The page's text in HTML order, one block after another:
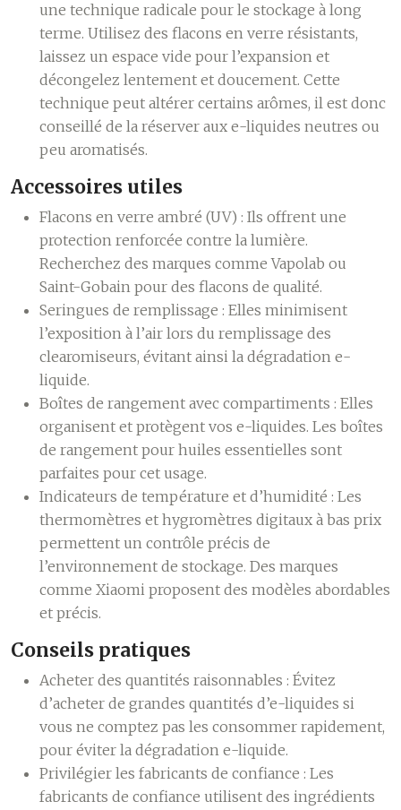
une technique radicale pour le stockage à long
terme. Utilisez des flacons en verre résistants,
laissez un espace vide pour l’expansion et
décongelez lentement et doucement. Cette
technique peut altérer certains arômes, il est donc
conseillé de la réserver aux e-liquides neutres ou
peu aromatisés.
Accessoires utiles
Flacons en verre ambré (UV) : Ils offrent une
protection renforcée contre la lumière.
Recherchez des marques comme Vapolab ou
Saint-Gobain pour des flacons de qualité.
Seringues de remplissage : Elles minimisent
l’exposition à l’air lors du remplissage des
clearomiseurs, évitant ainsi la dégradation e-
liquide.
Boîtes de rangement avec compartiments : Elles
organisent et protègent vos e-liquides. Les boîtes
de rangement pour huiles essentielles sont
parfaites pour cet usage.
Indicateurs de température et d’humidité : Les
thermomètres et hygromètres digitaux à bas prix
permettent un contrôle précis de
l’environnement de stockage. Des marques
comme Xiaomi proposent des modèles abordables
et précis.
Conseils pratiques
Acheter des quantités raisonnables : Évitez
d’acheter de grandes quantités d’e-liquides si
vous ne comptez pas les consommer rapidement,
pour éviter la dégradation e-liquide.
Privilégier les fabricants de confiance : Les
fabricants de confiance utilisent des ingrédients